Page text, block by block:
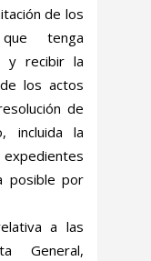
de los
tenga
y recibir la
los actos
de
incluida la
posible por
a las
General,